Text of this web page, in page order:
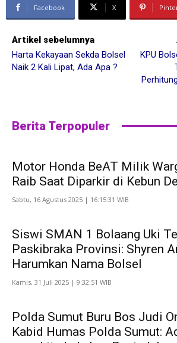
Facebook X
Artikel sebelumnya
Harta Kekayaan Sekda Bolsel
Naik 2 Kali Lipat, Ada Apa ?
KPU
Berita Terpopuler
Motor Honda BeAT Milik
Raib Saat Diparkir di Kebun
Sabtu, 16 Agustus 2025 | 16:15:31 WIB
Siswi SMAN 1 Bolaang Uki
Paskibraka Provinsi: Shyren
Harumkan Nama Bolsel
Kamis, 31 Juli 2025 | 9:32:51 WIB
Polda Sumut Buru Bos Judi
Kabid Humas Polda Sumut: